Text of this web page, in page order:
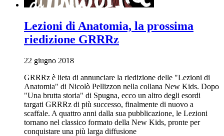
Lezioni di Anatomia, la prossima
riedizione GRRRz
22 giugno 2018
GRRRz è lieta di annunciare la riedizione delle "Lezioni di
Anatomia" di Nicolò Pellizzon nella collana New Kids. Dopo
"Una brutta storia" di Spugna, ecco un altro degli esordi
targati GRRRz di più successo, finalmente di nuovo a
scaffale. A quattro anni dalla sua pubblicazione, le Lezioni
tornano nel classico formato della New Kids, pronte per
conquistare una più larga diffusione